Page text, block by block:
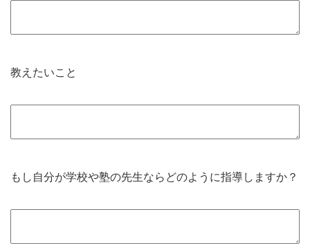
教えたいこと
もし自分が学校や塾の先生ならどのように指導しますか？